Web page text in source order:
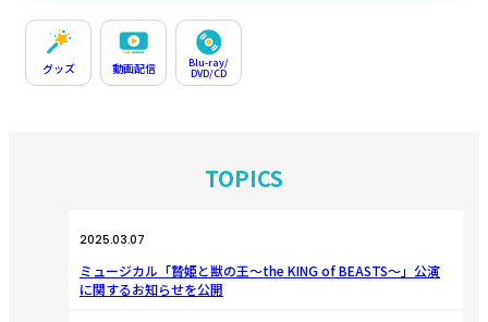
グッズ 動画配信 Blu-ray/
DVD/CD
TOPICS
2025.03.07
ミュージカル「贄姫と獣の王〜the KING of BEASTS〜」公演
に関するお知らせを公開